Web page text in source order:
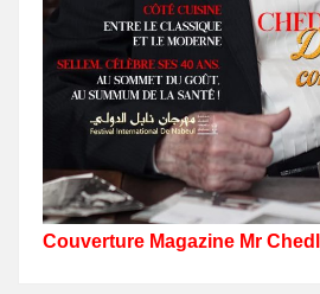
Couverture Magazine Mr